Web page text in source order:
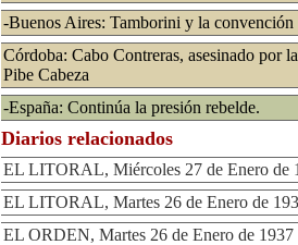
-Buenos Aires: Tamborini y la convención
Córdoba: Cabo Contreras, asesinado por
Pibe Cabeza
-España: Continúa la presión rebelde.
Diarios relacionados
EL LITORAL, Miércoles 27 de Enero de
EL LITORAL, Martes 26 de Enero de
EL ORDEN, Martes 26 de Enero de 1937